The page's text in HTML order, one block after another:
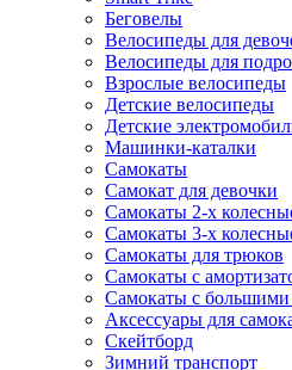
Беговелы
Велосипеды для
Велосипеды для
Взрослые велосипеды
Детские велосипеды
Детские
Машинки-каталки
Самокаты
Самокат для девочки
Самокаты 2-х
Самокаты 3-х
Самокаты для трюков
Самокаты с
Самокаты с большими
Аксессуары для
Скейтборд
Зимний транспорт